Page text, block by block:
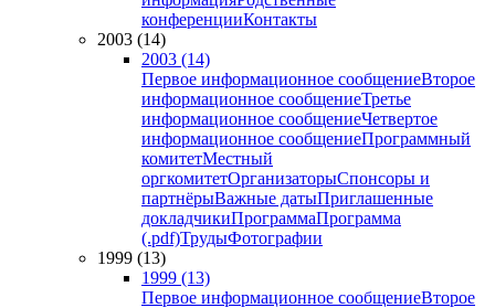
конференцииКонтакты
2003 (14)
2003 (14)
Первое информационное сообщениеВторое
информационное сообщениеТретье
информационное сообщениеЧетвертое
информационное сообщениеПрограммный
комитетМестный
оргкомитетОрганизаторыСпонсоры и
партнёрыВажные датыПриглашенные
докладчикиПрограммаПрограмма
(.pdf)ТрудыФотографии
1999 (13)
1999 (13)
Первое информационное сообщениеВторое